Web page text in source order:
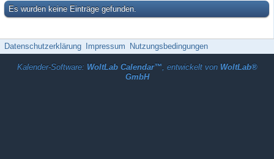
Es wurden keine Einträge gefunden.
Datenschutzerklärung Impressum Nutzungsbedingungen
Kalender-Software: WoltLab Calendar™, entwickelt von WoltLab®
GmbH